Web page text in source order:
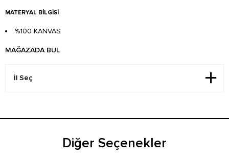
MATERYAL BILGISI
%100 KANVAS
MAĞAZADA BUL
Diğer Seçenekler